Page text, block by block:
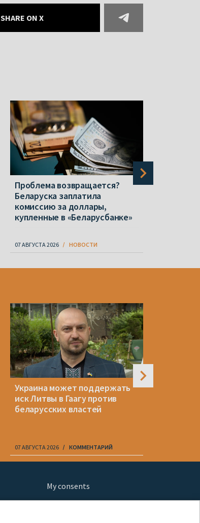
SHARE ON X
Проблема возвращается?
Беларуска заплатила
комиссию за доллары,
купленные в «Беларусбанке»
07 АВГУСТА 2026 НОВОСТИ
Украина может поддержать
иск Литвы в Гаагу против
беларусских властей
07 АВГУСТА 2026 КОММЕНТАРИЙ
My consents